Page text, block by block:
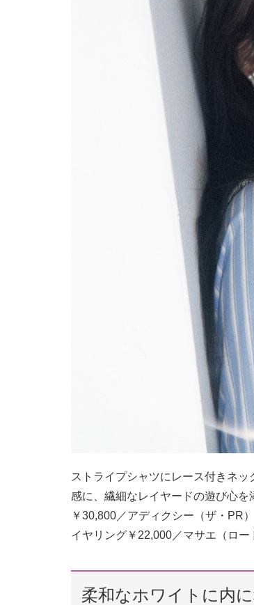
ストライプシャツにレース付きネ
感に、繊細なレイヤードの遊び心
￥30,800／アディクシー（ザ・
イヤリング￥22,000／マサエ（ロ
柔和なホワイトに内